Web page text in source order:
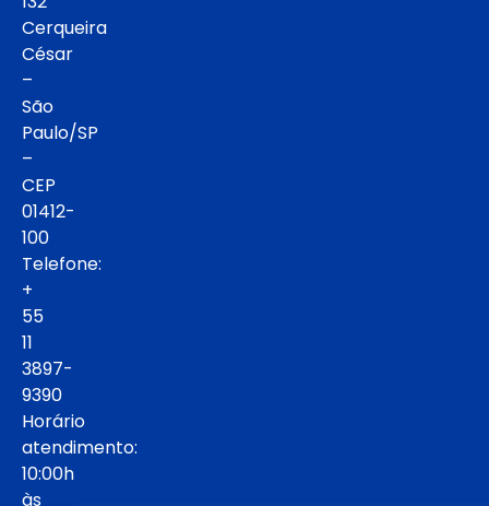
Cerqueira
César
–
São
Paulo/SP
–
CEP
01412-
100
Telefone:
+
55
11
3897-
9390
Horário
atendimento:
10:00h
às